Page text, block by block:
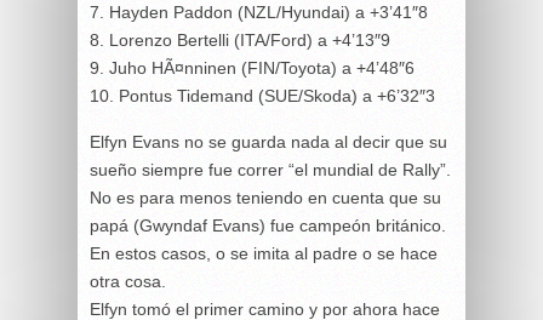
7. Hayden Paddon (NZL/Hyundai) a +3’41″8
8. Lorenzo Bertelli (ITA/Ford) a +4’13″9
9. Juho HÃ¤nninen (FIN/Toyota) a +4’48″6
10. Pontus Tidemand (SUE/Skoda) a +6’32″3
Elfyn Evans no se guarda nada al decir que su
sueño siempre fue correr “el mundial de Rally”.
No es para menos teniendo en cuenta que su
papá (Gwyndaf Evans) fue campeón británico.
En estos casos, o se imita al padre o se hace
otra cosa.
Elfyn tomó el primer camino y por ahora hace